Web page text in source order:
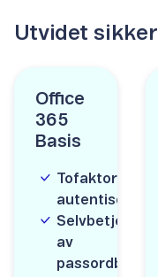
Utvidet
Office
365
Basis
Tofaktor-
autentisering
Selvbetjening
av
passordbytte